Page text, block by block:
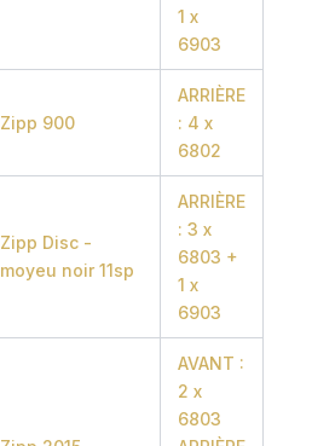
1 x
6903
Zipp 900
ARRIÈRE
: 4 x
6802
Zipp Disc -
moyeu noir 11sp
ARRIÈRE
: 3 x
6803 +
1 x
6903
AVANT :
2 x
6803